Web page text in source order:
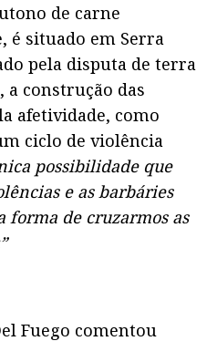
de carne
é situado em Serra
pela disputa de terra
a construção das
afetividade, como
ciclo de violência
possibilidade que
e as barbáries
forma de cruzarmos as
Fuego comentou